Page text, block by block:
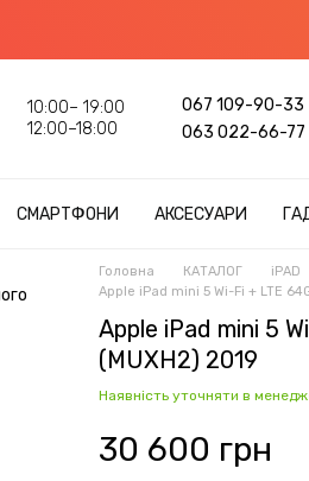
10:00– 19:00
12:00–18:00
067 109-90-33
063 022-66-77
СМАРТФОНИ АКСЕСУАРИ
Головна КАТАЛОГ iPAD
Apple iPad mini 5 Wi-Fi + LTE
Apple iPad mini 5
(MUXH2) 2019
Наявність уточняти в
30 600 грн